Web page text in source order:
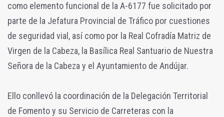
como elemento funcional de la A-6177 fue solicitado por
parte de la Jefatura Provincial de Tráfico por cuestiones
de seguridad vial, así como por la Real Cofradía Matriz de
Virgen de la Cabeza, la Basílica Real Santuario de Nuestra
Señora de la Cabeza y el Ayuntamiento de Andújar.
Ello conllevó la coordinación de la Delegación Territorial
de Fomento y su Servicio de Carreteras con la